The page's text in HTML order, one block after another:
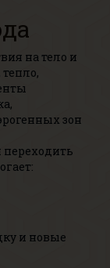
на тело и
зон
переходить
и новые